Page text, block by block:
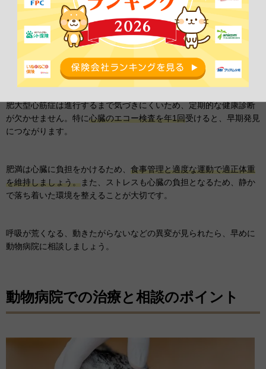
ただし、過度な掃除は逆効果になるため、頻度には注意が必要で
湿気がこもらないよう、風通しの良い環境を整えることも大切
です。耳を頻繁にかく、頭を振るなどの異変があれば、早めに動物
病院を受診しましょう。
◆肥大型心筋症・肥満の予防策
肥大型心筋症は進行するまで気づきにくいため、定期的な健康診断
が欠かせません。特に心臓のエコー検査を年1回受けると、早期発見
につながります。
肥満は心臓に負担をかけるため、 食事管理と適度な運動で適正体重
を維持しましょう。また、ストレスも心臓の負担となるため、静か
で落ち着いた環境を整えることが大切です。
呼吸が荒くなる、動きたがらないなどの異変が見られたら、早めに
動物病院に相談しましょう。
動物病院での治療と相談のポイント